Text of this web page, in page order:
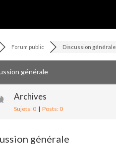
Forum public Discussion générale
générale
Archives
Sujets: 0 | Posts: 0
générale